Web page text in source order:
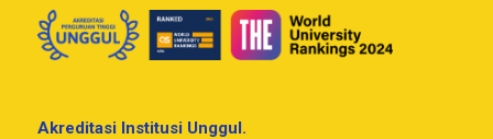
Akreditasi Institusi Unggul.